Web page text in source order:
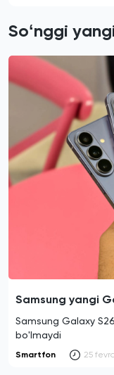
Soʻnggi
Samsung yangi
Samsung Galaxy
bo'lmaydi
Smartfon 25